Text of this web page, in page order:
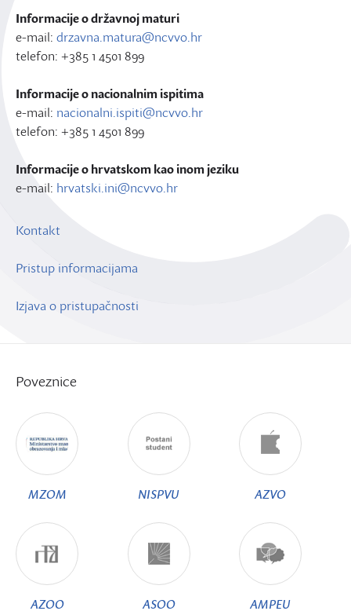
Informacije o državnoj maturi
e-mail: drzavna.matura@ncvvo.hr
telefon: +385 1 4501 899
Informacije o nacionalnim ispitima
e-mail: nacionalni.ispiti@ncvvo.hr
telefon: +385 1 4501 899
Informacije o hrvatskom kao inom jeziku
e-mail: hrvatski.ini@ncvvo.hr
Kontakt
Pristup informacijama
Izjava o pristupačnosti
Poveznice
MZOM NISPVU AZVO
AZOO ASOO AMPEU